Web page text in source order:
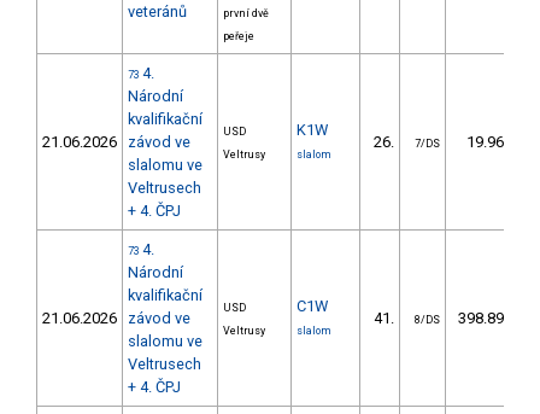
veteránů
první dvě
peřeje
21.06.2026
73 4.
Národní
kvalifikační
závod ve
slalomu ve
Veltrusech
+ 4. ČPJ
USD
Veltrusy
K1W
slalom
26. 7/DS 19.96
21.06.2026
73 4.
Národní
kvalifikační
závod ve
slalomu ve
Veltrusech
+ 4. ČPJ
USD
Veltrusy
C1W
slalom
41. 8/DS 398.89